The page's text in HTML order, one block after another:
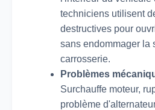
techniciens utilisent
destructives pour
sans endommager la
carrosserie.
Problèmes
Surchauffe moteur,
problème